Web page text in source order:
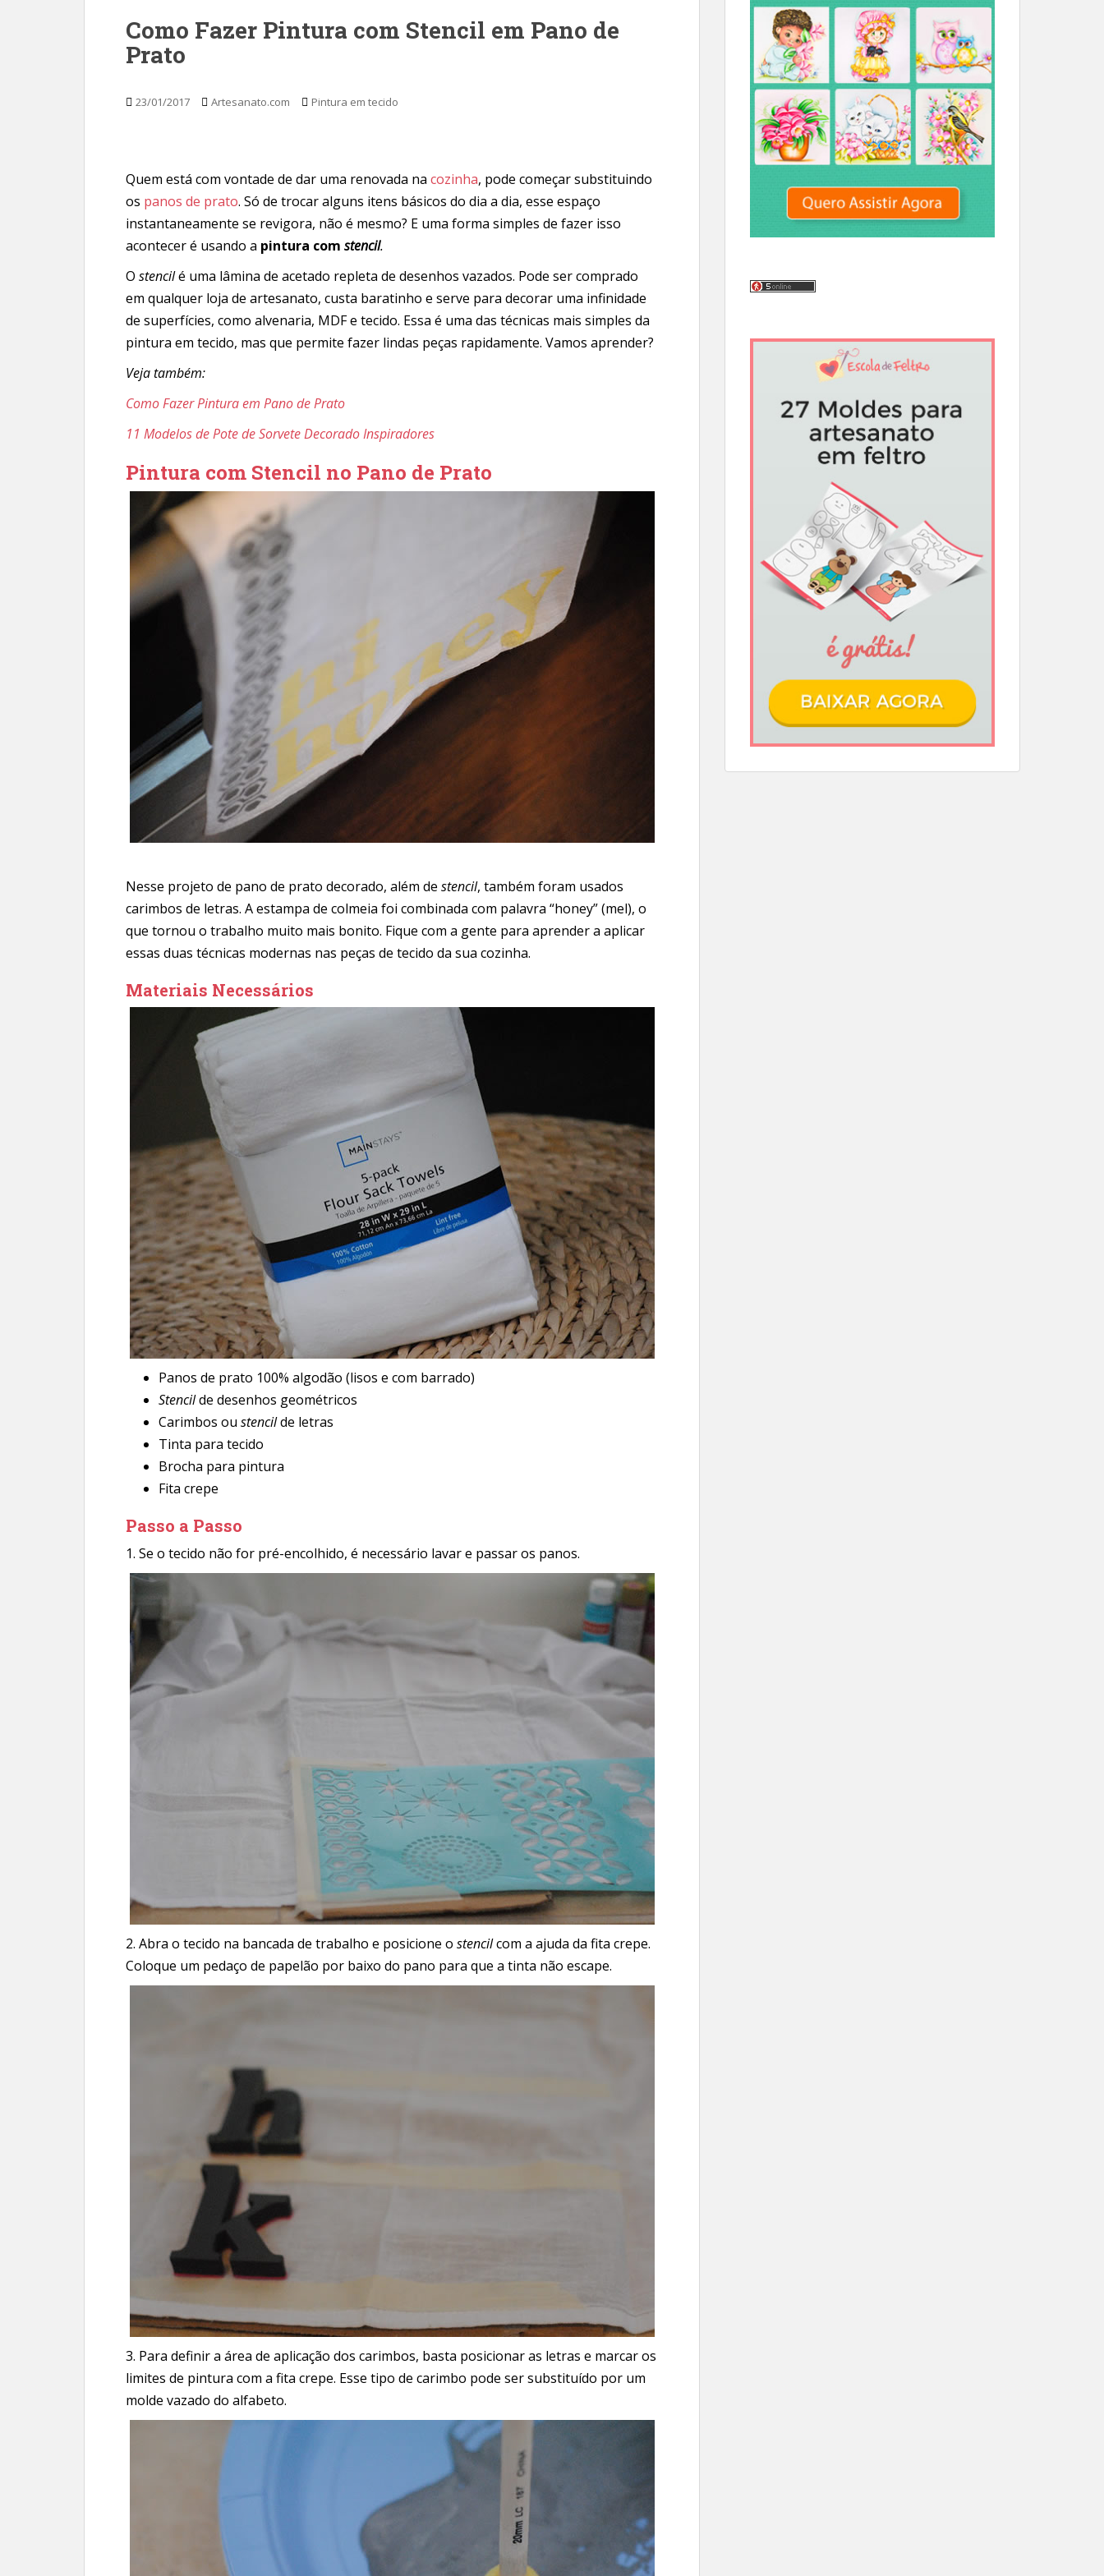
Como Fazer Pintura com Stencil em Pano de
Prato
23/01/2017 Artesanato.com Pintura em tecido
Quem está com vontade de dar uma renovada na cozinha, pode começar substituindo
os panos de prato. Só de trocar alguns itens básicos do dia a dia, esse espaço
instantaneamente se revigora, não é mesmo? E uma forma simples de fazer isso
acontecer é usando a pintura com stencil.
O stencilé uma lâmina de acetado repleta de desenhos vazados. Pode ser comprado
em qualquer loja de artesanato, custa baratinho e serve para decorar uma infinidade
de superfícies, como alvenaria, MDF e tecido. Essa é uma das técnicas mais simples da
pintura em tecido, mas que permite fazer lindas peças rapidamente. Vamos aprender?
Veja também:
Como Fazer Pintura em Pano de Prato
11 Modelos de Pote de Sorvete Decorado Inspiradores
Pintura com Stencil no Pano de Prato
Nesse projeto de pano de prato decorado, além de stencil, também foram usados
carimbos de letras. A estampa de colmeia foi combinada com palavra “honey” (mel), o
que tornou o trabalho muito mais bonito. Fique com a gente para aprender a aplicar
essas duas técnicas modernas nas peças de tecido da sua cozinha.
Materiais Necessários
Panos de prato 100% algodão (lisos e com barrado)
Stencilde desenhos geométricos
Carimbos ou stencilde letras
Tinta para tecido
Brocha para pintura
Fita crepe
Passo a Passo
1. Se o tecido não for pré-encolhido, é necessário lavar e passar os panos.
2. Abra o tecido na bancada de trabalho e posicione o stencilcom a ajuda da fita crepe.
Coloque um pedaço de papelão por baixo do pano para que a tinta não escape.
3. Para definir a área de aplicação dos carimbos, basta posicionar as letras e marcar os
limites de pintura com a fita crepe. Esse tipo de carimbo pode ser substituído por um
molde vazado do alfabeto.